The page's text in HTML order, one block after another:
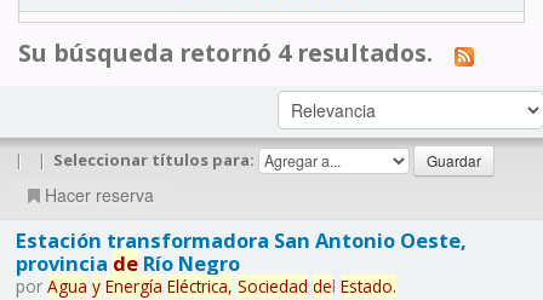
Su búsqueda retornó 4 resultados.
| | Seleccionar títulos para:
Hacer reserva
Estación transformadora San Antonio Oeste,
provincia deRío Negro
por Agua y Energía Eléctrica, Sociedad del Estado.